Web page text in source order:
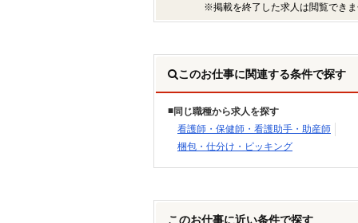
※掲載を終了した求人は閲覧でき
このお仕事に関連する条件で探す
同じ職種から求人を探す
看護師・保健師・看護助手・助産師
梱包・仕分け・ピッキング
このお仕事に近い条件で探す